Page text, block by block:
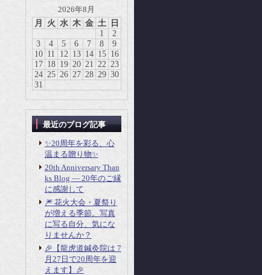
2026年8月
月
火 水 木 金 土
日
1
2
3
4 5 6 7 8
9
10 11 12 13 14 15 16
17 18 19 20 21 22 23
24 25 26 27 28 29 30
31
最近のブログ記事
✨20周年を彩る、心
温まる贈り物✨
20th Anniversary Than
ks Blog ― 20年のご縁
に感謝して
🎆 花火大会・夏祭り
が増える季節。写真
に写る自分、気にな
りませんか？
🎉【龍虎道鍼灸院は 7
月27日で20周年を迎
えます】🎉